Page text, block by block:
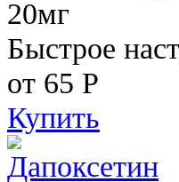
20мг
Быстрое
от 65 Р
Купить